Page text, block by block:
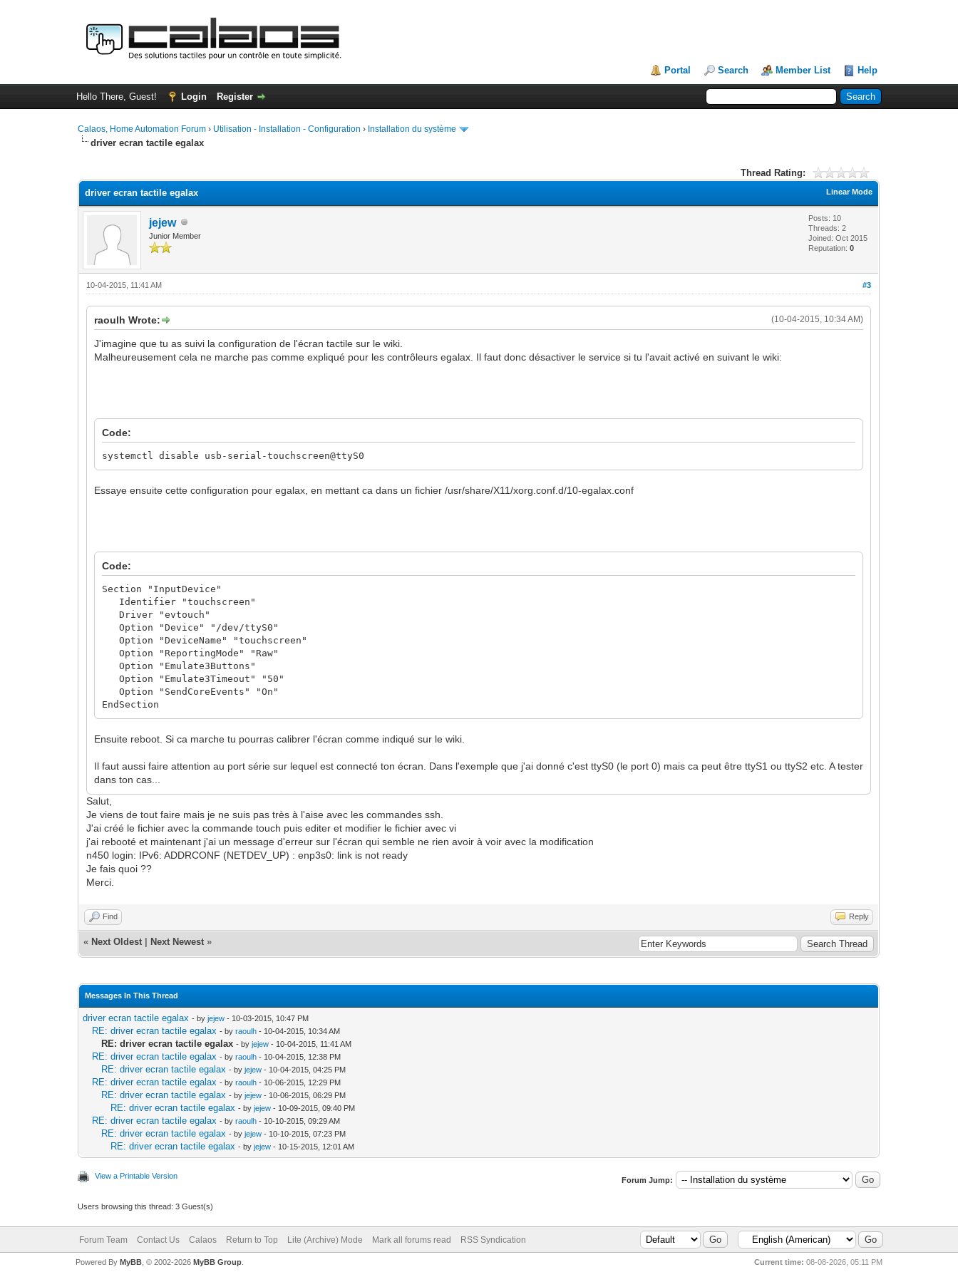
Portal Search Member List Help
Hello There, Guest! Login Register
Calaos, Home Automation Forum › Utilisation - Installation - Configuration › Installation du système
driver ecran tactile egalax
Thread Rating:
Linear Mode
driver ecran tactile egalax
jejew
Junior Member
Posts: 10
Threads: 2
Joined: Oct 2015
Reputation:0
#3
10-04-2015, 11:41 AM
(10-04-2015, 10:34 AM)
raoulh Wrote:
J'imagine que tu as suivi la configuration de l'écran tactile sur le wiki.
Malheureusement cela ne marche pas comme expliqué pour les contrôleurs egalax. Il faut donc désactiver le service si tu l'avait activé en suivant le wiki:
Code:
systemctl disable usb-serial-touchscreen@ttyS0
Essaye ensuite cette configuration pour egalax, en mettant ca dans un fichier /usr/share/X11/xorg.conf.d/10-egalax.conf
Code:
Section "InputDevice"
Identifier "touchscreen"
Driver "evtouch"
Option "Device" "/dev/ttyS0"
Option "DeviceName" "touchscreen"
Option "ReportingMode" "Raw"
Option "Emulate3Buttons"
Option "Emulate3Timeout" "50"
Option "SendCoreEvents" "On"
EndSection
Ensuite reboot. Si ca marche tu pourras calibrer l'écran comme indiqué sur le wiki.
Il faut aussi faire attention au port série sur lequel est connecté ton écran. Dans l'exemple que j'ai donné c'est ttyS0 (le port 0) mais ca peut être ttyS1 ou ttyS2 etc. A tester
dans ton cas...
Salut,
Je viens de tout faire mais je ne suis pas très à l'aise avec les commandes ssh.
J'ai créé le fichier avec la commande touch puis editer et modifier le fichier avec vi
j'ai rebooté et maintenant j'ai un message d'erreur sur l'écran qui semble ne rien avoir à voir avec la modification
n450 login: IPv6: ADDRCONF (NETDEV_UP) : enp3s0: link is not ready
Je fais quoi ??
Merci.
Find Reply
« Next Oldest Next Newest »
Messages In This Thread
driver ecran tactile egalax - byjejew - 10-03-2015, 10:47 PM
RE: driver ecran tactile egalax - byraoulh - 10-04-2015, 10:34 AM
RE: driver ecran tactile egalax - byjejew - 10-04-2015, 11:41 AM
RE: driver ecran tactile egalax - byraoulh - 10-04-2015, 12:38 PM
RE: driver ecran tactile egalax - byjejew - 10-04-2015, 04:25 PM
RE: driver ecran tactile egalax - byraoulh - 10-06-2015, 12:29 PM
RE: driver ecran tactile egalax - byjejew - 10-06-2015, 06:29 PM
RE: driver ecran tactile egalax - byjejew - 10-09-2015, 09:40 PM
RE: driver ecran tactile egalax - byraoulh - 10-10-2015, 09:29 AM
RE: driver ecran tactile egalax - byjejew - 10-10-2015, 07:23 PM
RE: driver ecran tactile egalax - byjejew - 10-15-2015, 12:01 AM
View a Printable Version Forum Jump:
Users browsing this thread: 3 Guest(s)
Forum Team Contact Us Calaos Return to Top Lite (Archive) Mode Mark all forums read RSS Syndication
Current time: 08-08-2026, 05:11 PM
Powered By MyBB, © 2002-2026 MyBB Group.